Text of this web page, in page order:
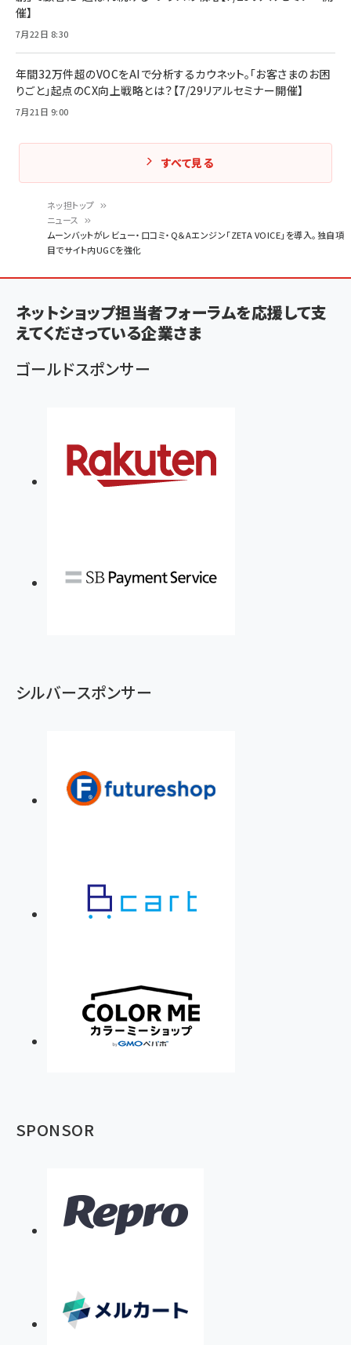
く
ず
ネッ担トップ
ニュース
ムーンバットがレビュー・口コミ・Q＆Aエンジン「ZETA VOICE」を導入。独自項
目でサイト内UGCを強化
催】
7月22日 8:30
年間32万件超のVOCをAIで分析するカウネット。「お客さまのお困
りごと」起点のCX向上戦略とは？【7/29リアルセミナー開催】
7月21日 9:00
すべて見る
ネットショップ担当者フォーラムを応援して支
えてくださっている企業さま
ゴールドスポンサー
シルバースポンサー
SPONSOR